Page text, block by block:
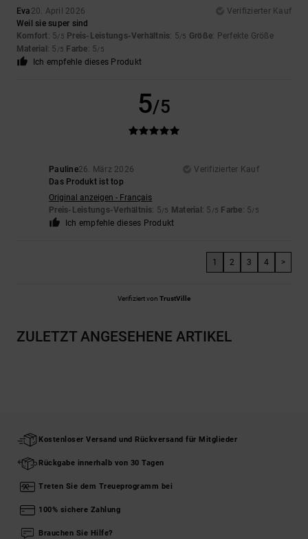
Eva 20. April 2026
Verifizierter Kauf
Weil sie super sind
Komfort: 5/5 Preis-Leistungs-Verhältnis: 5/5 Größe: Perfekte Größe
Material : 5 /5 Farbe: 5/5
Ich empfehle dieses Produkt
5/5
Pauline26. März 2026
Verifizierter Kauf
Das Produkt ist top
Original anzeigen - Français
Preis-Leistungs-Verhältnis: 5/5 Material : 5 /5 Farbe: 5/5
Ich empfehle dieses Produkt
1 2 3 4 >
Verifiziert von TrustVille
ZULETZT ANGESEHENE ARTIKEL
Kostenloser Versand und Rückversand für Mitglieder
Rückgabe innerhalb von 30 Tagen
Treten Sie dem Treueprogramm bei
100% sichere Zahlung
Brauchen Sie Hilfe?